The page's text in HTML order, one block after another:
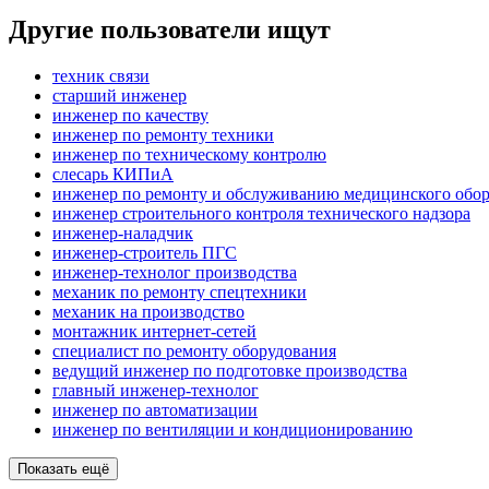
Другие пользователи ищут
техник связи
старший инженер
инженер по качеству
инженер по ремонту техники
инженер по техническому контролю
слесарь КИПиА
инженер по ремонту и обслуживанию медицинского
инженер строительного контроля технического надзора
инженер-наладчик
инженер-строитель ПГС
инженер-технолог производства
механик по ремонту спецтехники
механик на производство
монтажник интернет-сетей
специалист по ремонту оборудования
ведущий инженер по подготовке производства
главный инженер-технолог
инженер по автоматизации
инженер по вентиляции и кондиционированию
Показать ещё